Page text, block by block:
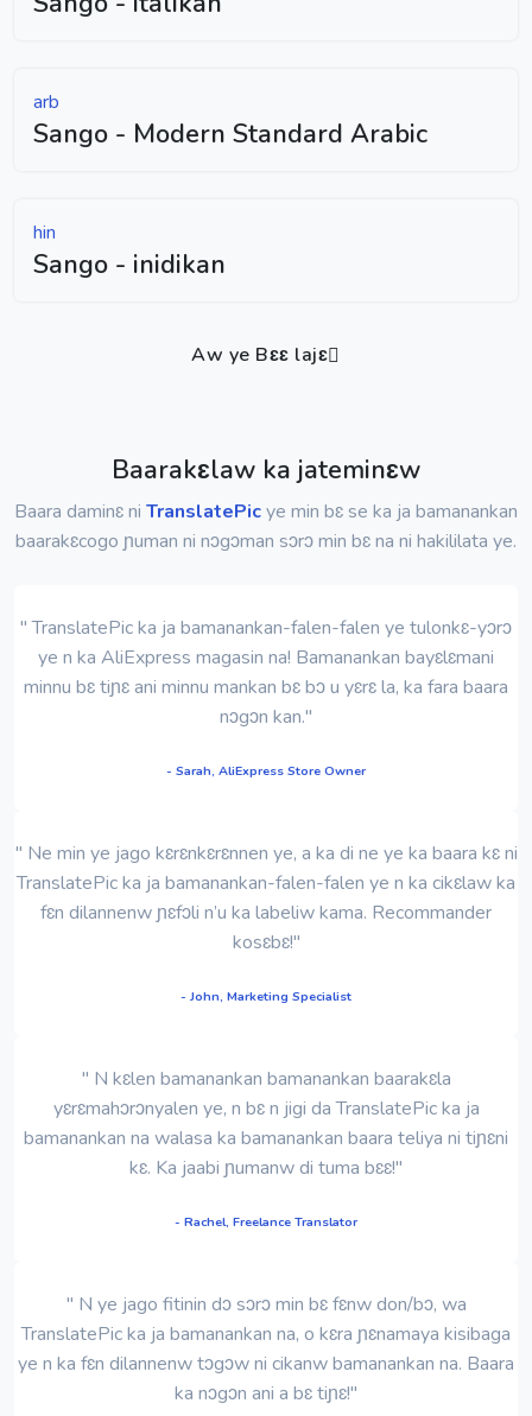
arb
Sango - Modern Standard Arabic
hin
Sango - inidikan
Aw ye Bɛɛ lajɛ
Baarakɛlaw ka jateminɛw
Baara daminɛ ni TranslatePicye min bɛ se ka ja bamanankan
baarakɛcogo ɲuman ni nɔgɔman sɔrɔ min bɛ na ni hakililata ye.
" TranslatePic ka ja bamanankan-falen-falen ye tulonkɛ-yɔrɔ
ye n ka AliExpress magasin na! Bamanankan bayɛlɛmani
minnu bɛ tiɲɛ ani minnu mankan bɛ bɔ u yɛrɛ la, ka fara baara
nɔgɔn kan."
- Sarah, AliExpress Store Owner
" Ne min ye jago kɛrɛnkɛrɛnnen ye, a ka di ne ye ka baara kɛ ni
TranslatePic ka ja bamanankan-falen-falen ye n ka cikɛlaw ka
fɛn dilannenw ɲɛfɔli n’u ka labeliw kama. Recommander
kosɛbɛ!"
- John, Marketing Specialist
" N kɛlen bamanankan bamanankan baarakɛla
yɛrɛmahɔrɔnyalen ye, n bɛ n jigi da TranslatePic ka ja
bamanankan na walasa ka bamanankan baara teliya ni tiɲɛni
kɛ. Ka jaabi ɲumanw di tuma bɛɛ!"
- Rachel, Freelance Translator
" N ye jago fitinin dɔ sɔrɔ min bɛ fɛnw don/bɔ, wa
TranslatePic ka ja bamanankan na, o kɛra ɲɛnamaya kisibaga
ye n ka fɛn dilannenw tɔgɔw ni cikanw bamanankan na. Baara
ka nɔgɔn ani a bɛ tiɲɛ!"